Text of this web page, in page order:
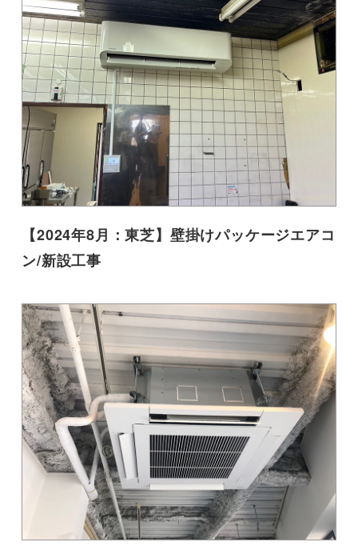
【2024年8月：東芝】壁掛けパッケージエアコ
ン/新設工事